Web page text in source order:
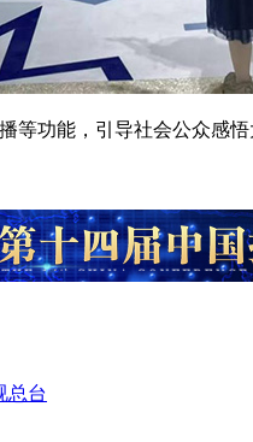
功能，引导社会公众感
总台